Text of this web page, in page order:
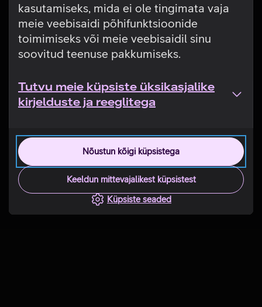
kasutamiseks, mida ei ole tingimata vaja
meie veebisaidi põhifunktsioonide
toimimiseks või meie veebisaidil sinu
soovitud teenuse pakkumiseks.
Tutvu meie küpsiste üksikasjalike
kirjelduste ja reeglitega
Nõustun kõigi küpsistega
Keeldun mittevajalikest küpsistest
Küpsiste seaded
Tehniline viga